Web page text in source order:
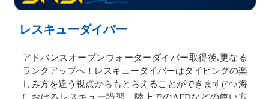
レスキューダイバー
アドバンスオープンウォーターダイバー取得後.更なる
ランクアップへ！レスキューダイバーはダイビングの楽
しみ方を違う視点からもとらえることができます(^^♪海
におけるレスキュー講習、陸上でのAEDなどの使い方